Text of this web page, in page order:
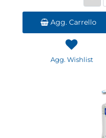
Agg. Carrello
Agg. Wishlist